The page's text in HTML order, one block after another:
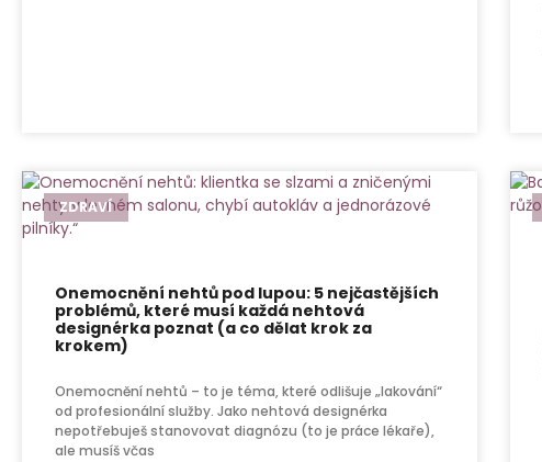
ZDRAVÍ
Onemocnění nehtů pod lupou: 5 nejčastějších
problémů, které musí každá nehtová
designérka poznat (a co dělat krok za
krokem)
Onemocnění nehtů – to je téma, které odlišuje „lakování“
od profesionální služby. Jako nehtová designérka
nepotřebuješ stanovovat diagnózu (to je práce lékaře),
ale musíš včas